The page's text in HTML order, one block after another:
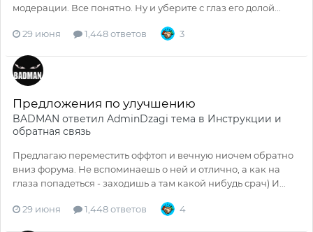
модерации. Все понятно. Ну и уберите с глаз его долой...
29 июня 1,448 ответов 3
Предложения по улучшению
BADMAN ответил AdminDzagi тема в Инструкции и
обратная связь
Предлагаю переместить оффтоп и вечную ниочем обратно
вниз форума. Не вспоминаешь о ней и отлично, а как на
глаза попадеться - заходишь а там какой нибудь срач) И...
29 июня 1,448 ответов 4